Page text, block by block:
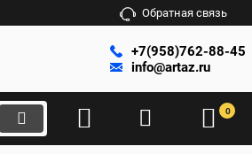
Обратная связь
+7(958)762-88-45
info@artaz.ru
0